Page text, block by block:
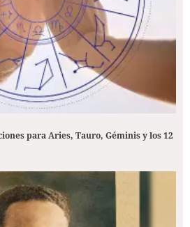
para Aries, Tauro, Géminis y los 12